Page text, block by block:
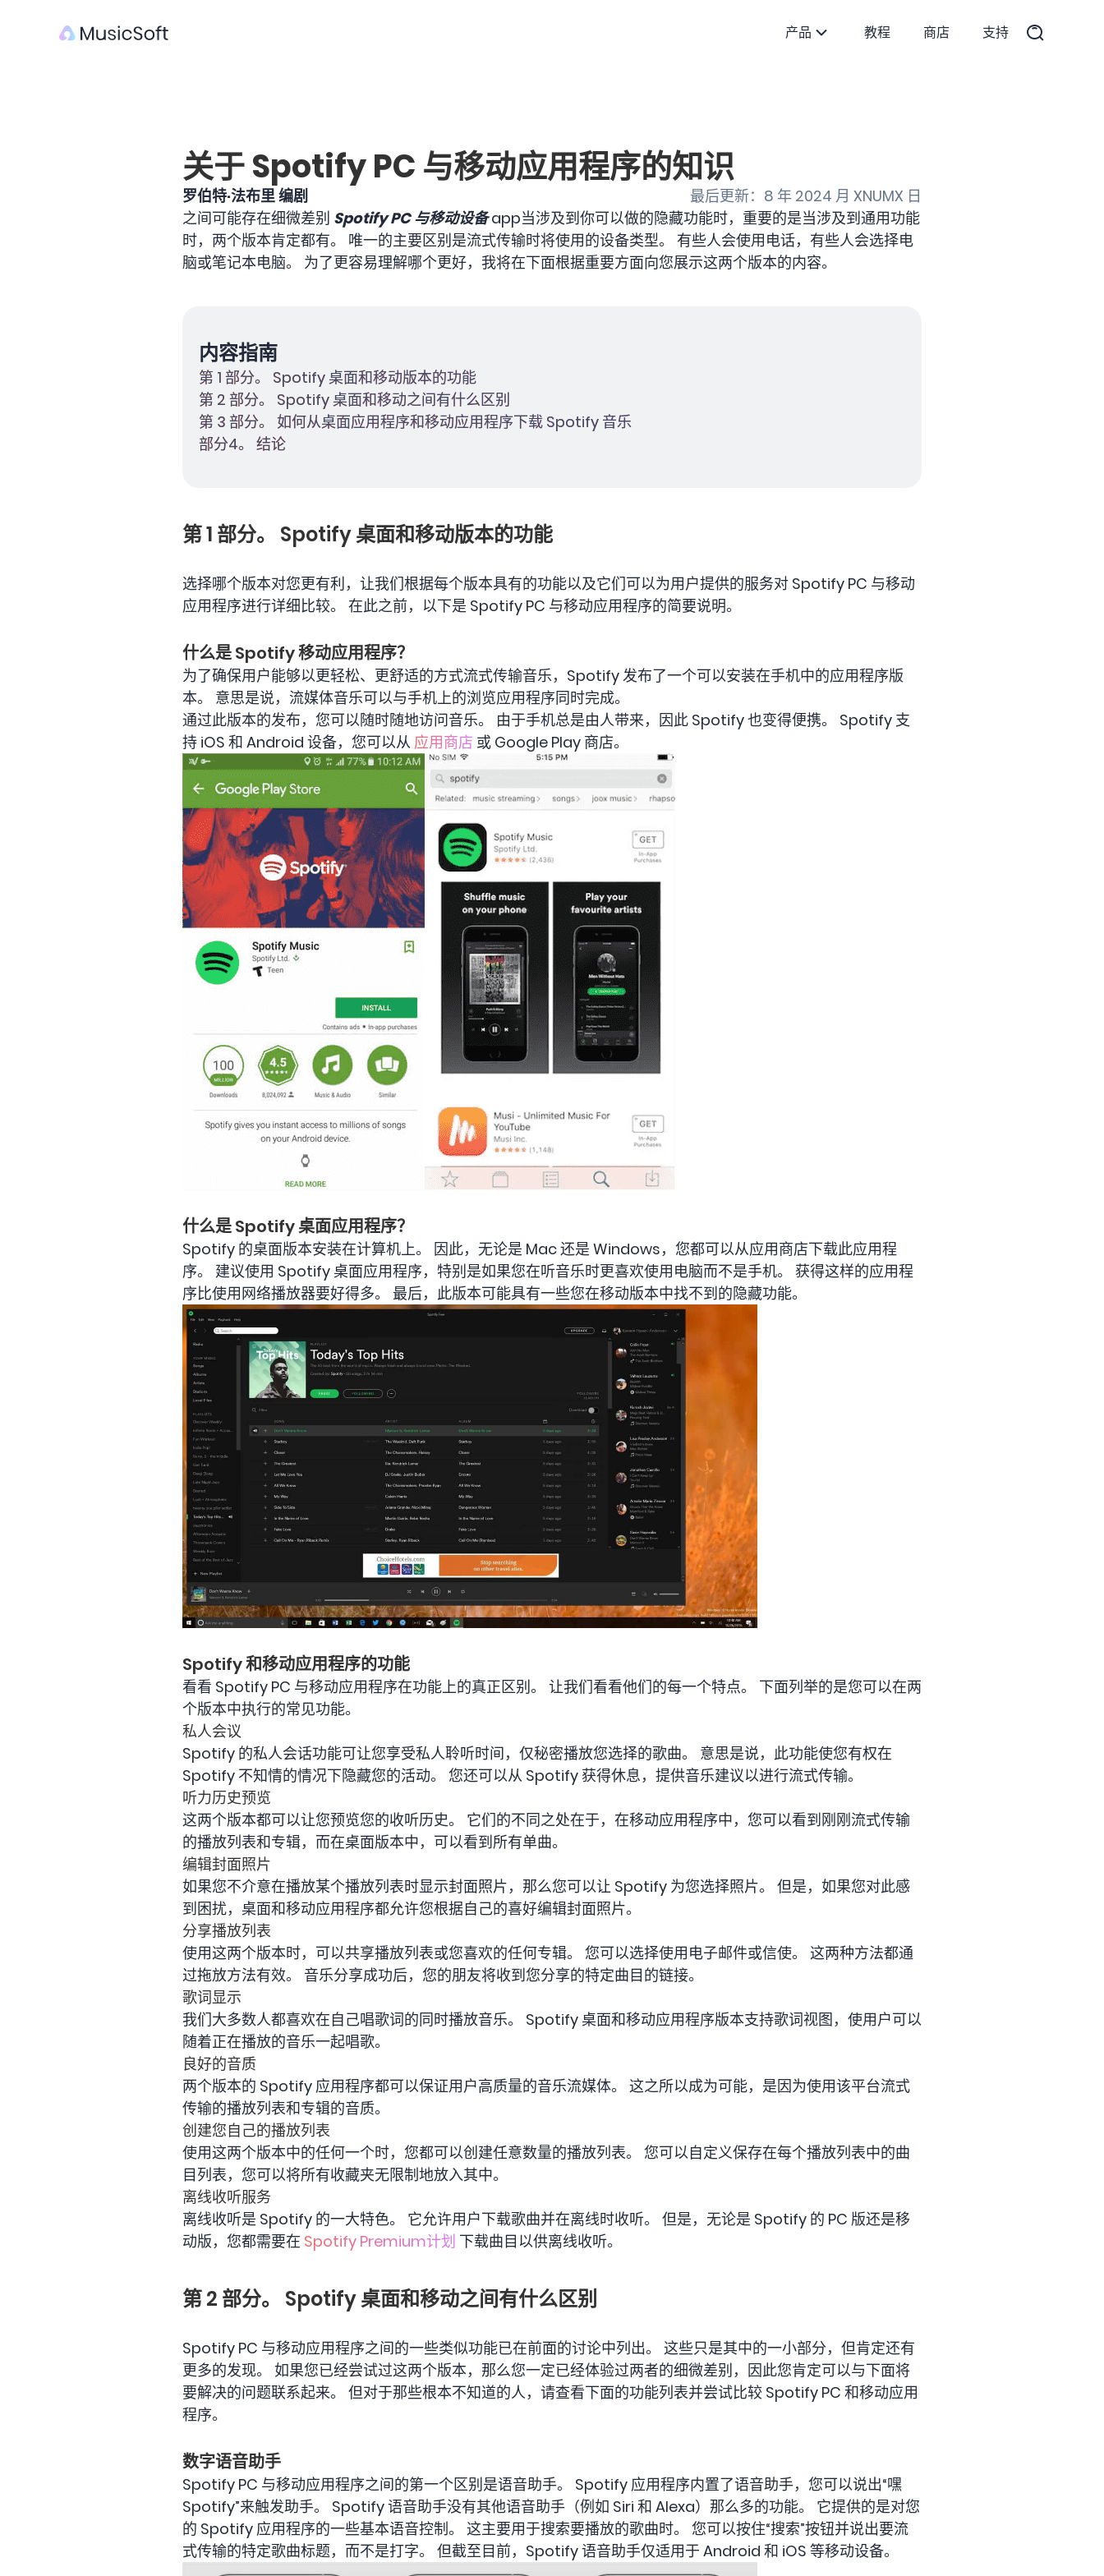
产品 教程 商店 支持
关于 Spotify PC 与移动应用程序的知识
罗伯特·法布里 编剧
最后更新：8 年 2024 月 XNUMX 日
之间可能存在细微差别 Spotify PC 与移动设备app当涉及到你可以做的隐藏功能时，重要的是当涉及到通用功能
时，两个版本肯定都有。 唯一的主要区别是流式传输时将使用的设备类型。 有些人会使用电话，有些人会选择电
脑或笔记本电脑。 为了更容易理解哪个更好，我将在下面根据重要方面向您展示这两个版本的内容。
内容指南
第 1 部分。 Spotify 桌面和移动版本的功能
第 2 部分。 Spotify 桌面和移动之间有什么区别
第 3 部分。 如何从桌面应用程序和移动应用程序下载 Spotify 音乐
部分4。 结论
第 1 部分。 Spotify 桌面和移动版本的功能
选择哪个版本对您更有利，让我们根据每个版本具有的功能以及它们可以为用户提供的服务对 Spotify PC 与移动
应用程序进行详细比较。 在此之前，以下是 Spotify PC 与移动应用程序的简要说明。
什么是 Spotify 移动应用程序？
为了确保用户能够以更轻松、更舒适的方式流式传输音乐，Spotify 发布了一个可以安装在手机中的应用程序版
本。 意思是说，流媒体音乐可以与手机上的浏览应用程序同时完成。
通过此版本的发布，您可以随时随地访问音乐。 由于手机总是由人带来，因此 Spotify 也变得便携。 Spotify 支
持 iOS 和 Android 设备，您可以从 应用商店 或 Google Play 商店。
什么是 Spotify 桌面应用程序？
Spotify 的桌面版本安装在计算机上。 因此，无论是 Mac 还是 Windows，您都可以从应用商店下载此应用程
序。 建议使用 Spotify 桌面应用程序，特别是如果您在听音乐时更喜欢使用电脑而不是手机。 获得这样的应用程
序比使用网络播放器要好得多。 最后，此版本可能具有一些您在移动版本中找不到的隐藏功能。
Spotify 和移动应用程序的功能
看看 Spotify PC 与移动应用程序在功能上的真正区别。 让我们看看他们的每一个特点。 下面列举的是您可以在两
个版本中执行的常见功能。
私人会议
Spotify 的私人会话功能可让您享受私人聆听时间，仅秘密播放您选择的歌曲。 意思是说，此功能使您有权在
Spotify 不知情的情况下隐藏您的活动。 您还可以从 Spotify 获得休息，提供音乐建议以进行流式传输。
听力历史预览
这两个版本都可以让您预览您的收听历史。 它们的不同之处在于，在移动应用程序中，您可以看到刚刚流式传输
的播放列表和专辑，而在桌面版本中，可以看到所有单曲。
编辑封面照片
如果您不介意在播放某个播放列表时显示封面照片，那么您可以让 Spotify 为您选择照片。 但是，如果您对此感
到困扰，桌面和移动应用程序都允许您根据自己的喜好编辑封面照片。
分享播放列表
使用这两个版本时，可以共享播放列表或您喜欢的任何专辑。 您可以选择使用电子邮件或信使。 这两种方法都通
过拖放方法有效。 音乐分享成功后，您的朋友将收到您分享的特定曲目的链接。
歌词显示
我们大多数人都喜欢在自己唱歌词的同时播放音乐。 Spotify 桌面和移动应用程序版本支持歌词视图，使用户可以
随着正在播放的音乐一起唱歌。
良好的音质
两个版本的 Spotify 应用程序都可以保证用户高质量的音乐流媒体。 这之所以成为可能，是因为使用该平台流式
传输的播放列表和专辑的音质。
创建您自己的播放列表
使用这两个版本中的任何一个时，您都可以创建任意数量的播放列表。 您可以自定义保存在每个播放列表中的曲
目列表，您可以将所有收藏夹无限制地放入其中。
离线收听服务
离线收听是 Spotify 的一大特色。 它允许用户下载歌曲并在离线时收听。 但是，无论是 Spotify 的 PC 版还是移
动版，您都需要在 Spotify Premium计划 下载曲目以供离线收听。
第 2 部分。 Spotify 桌面和移动之间有什么区别
Spotify PC 与移动应用程序之间的一些类似功能已在前面的讨论中列出。 这些只是其中的一小部分，但肯定还有
更多的发现。 如果您已经尝试过这两个版本，那么您一定已经体验过两者的细微差别，因此您肯定可以与下面将
要解决的问题联系起来。 但对于那些根本不知道的人，请查看下面的功能列表并尝试比较 Spotify PC 和移动应用
程序。
数字语音助手
Spotify PC 与移动应用程序之间的第一个区别是语音助手。 Spotify 应用程序内置了语音助手，您可以说出“嘿
Spotify”来触发助手。 Spotify 语音助手没有其他语音助手（例如 Siri 和 Alexa）那么多的功能。 它提供的是对您
的 Spotify 应用程序的一些基本语音控制。 这主要用于搜索要播放的歌曲时。 您可以按住“搜索”按钮并说出要流
式传输的特定歌曲标题，而不是打字。 但截至目前，Spotify 语音助手仅适用于 Android 和 iOS 等移动设备。